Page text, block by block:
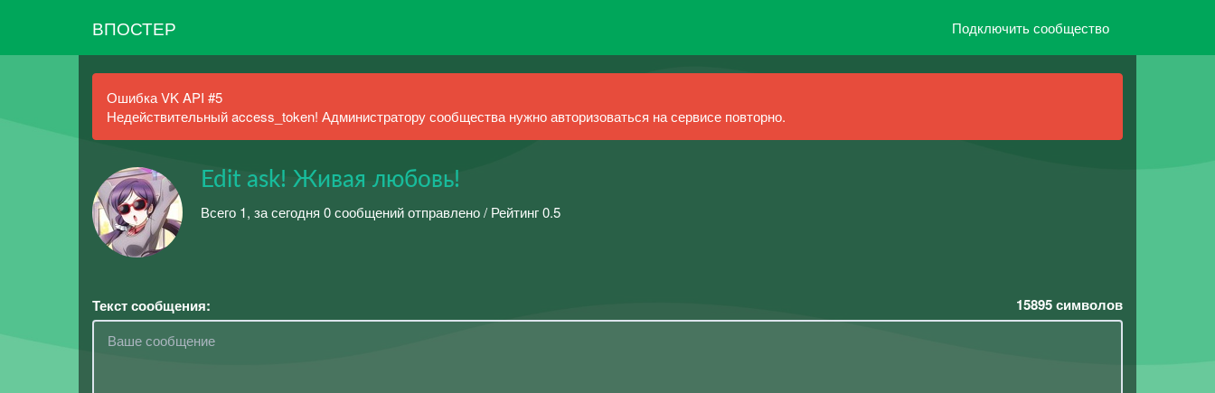
ВПОСТЕР Подключить сообщество
Ошибка VK API #5
Недействительный access_token! Администратору сообщества нужно авторизоваться на сервисе повторно.
Edit ask! Живая любовь!
Всего 1, за сегодня 0 сообщений отправлено / Рейтинг 0.5
Текст сообщения: 15895символов